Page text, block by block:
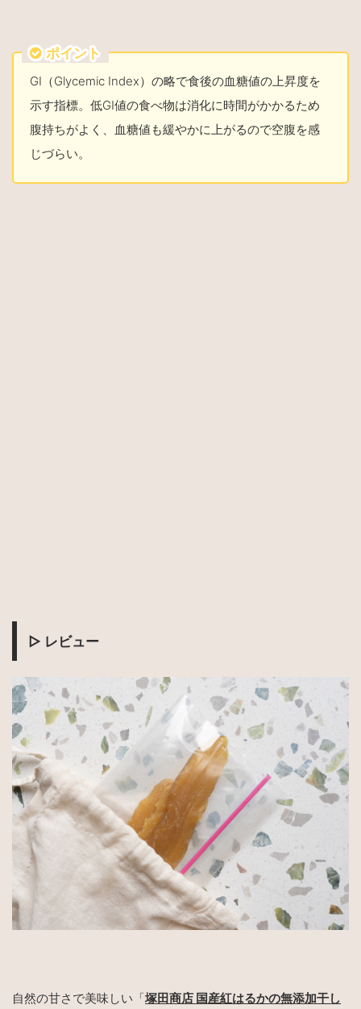
ポイント
GI （Glycemic Index）の略で食後の血糖値の上昇度を
示す指標。低GI値の食べ物は消化に時間がかかるため
腹持ちがよく、血糖値も緩やかに上がるので空腹を感
じづらい。
▷ レビュー
自然の甘さで美味しい「塚田商店 国産紅はるかの無添加干し